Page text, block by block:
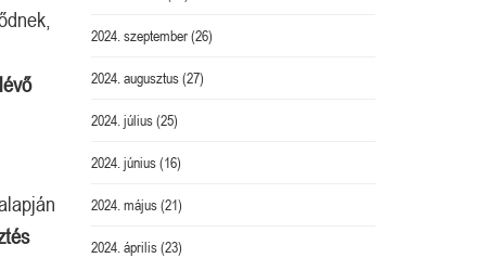
2024. szeptember(26)
2024. augusztus(27)
2024. július(25)
2024. június(16)
2024. május(21)
2024. április(23)